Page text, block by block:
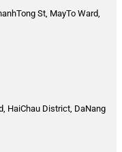
St, MayTo Ward,
HaiChau District, DaNang